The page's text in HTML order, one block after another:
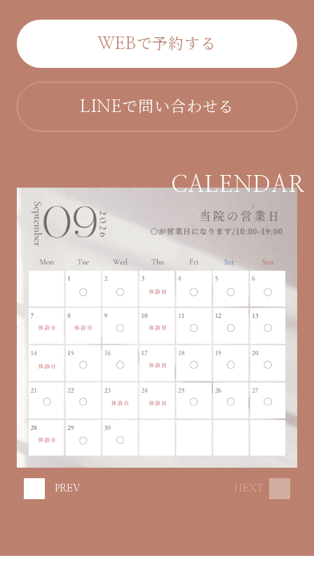
WEBで予約する
LINEで問い合わせる
CALENDAR
NEXT
PREV